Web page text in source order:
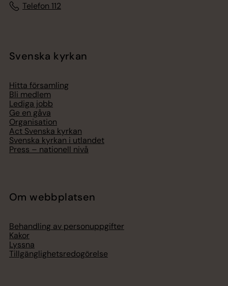
Telefon 112
Svenska kyrkan
Hitta församling
Bli medlem
Lediga jobb
Ge en gåva
Organisation
Act Svenska kyrkan
Svenska kyrkan i utlandet
Press – nationell nivå
Om webbplatsen
Behandling av personuppgifter
Kakor
Lyssna
Tillgänglighetsredogörelse